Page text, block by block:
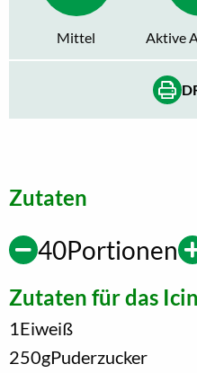
Mittel Aktive
Zutaten
40Portionen
Zutaten für das
1 Eiweiß
250gPuderzucker